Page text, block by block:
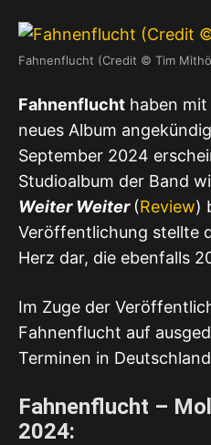
Fahnenflucht (Credit © Tim
Fahnenflucht haben mit
neues Album
September 2024
Studioalbum der Band
Weiter Weiter (Review)
Veröffentlichung stellte
Herz dar, die ebenfalls
Im Zuge der
Fahnenflucht auf
Terminen in
Fahnenflucht –
2024: